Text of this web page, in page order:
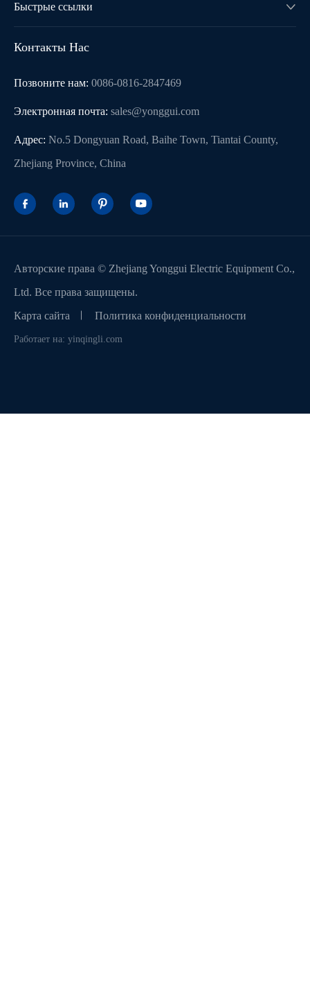
Быстрые ссылки 
Контакты Нас
Позвоните нам: 0086-0816-2847469
Электронная почта: sales@yonggui.com
Адрес: No.5 Dongyuan Road, Baihe Town, Tiantai County,
Zhejiang Province, China
   
Авторские права © Zhejiang Yonggui Electric Equipment Co.,
Ltd. Все права защищены.
Карта сайта
Политика конфиденциальности
Работает на: yinqingli.com